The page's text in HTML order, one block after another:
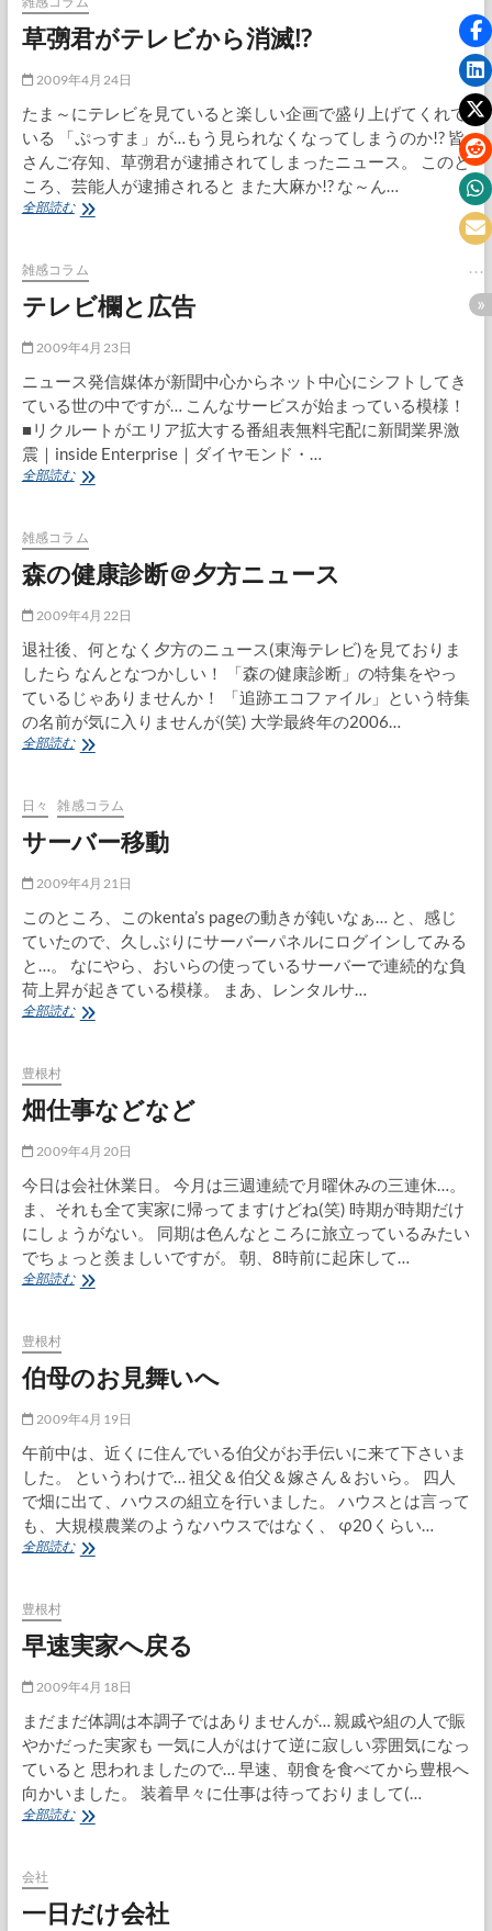
草彅君がテレビから消滅!?
2009年4月24日
たま～にテレビを見ていると楽しい企画で盛り上げてくれて
いる 「ぷっすま」が…もう見られなくなってしまうのか!? 皆
さんご存知、草彅君が逮捕されてしまったニュース。 このと
ころ、芸能人が逮捕されると また大麻か!? な～ん…
全部読む草
が
テ
レ
か
消
滅!?
雑感コラム
テレビ欄と広告
2009年4月23日
ニュース発信媒体が新聞中心からネット中心にシフトしてき
ている世の中ですが… こんなサービスが始まっている模様！
■リクルートがエリア拡大する番組表無料宅配に新聞業界激
震｜inside Enterprise｜ダイヤモンド・…
全部読むテ
欄
と
広
雑感コラム
森の健康診断＠夕方ニュース
2009年4月22日
退社後、何となく夕方のニュース(東海テレビ)を見ておりま
したら なんとなつかしい！ 「森の健康診断」の特集をやっ
ているじゃありませんか！ 「追跡エコファイル」という特集
の名前が気に入りませんが(笑) 大学最終年の2006…
全部読む森
康
診
断
夕
ニ
ュ
ー
ス
日々 雑感コラム
サーバー移動
2009年4月21日
このところ、このkenta’s pageの動きが鈍いなぁ… と、感じ
ていたので、久しぶりにサーバーパネルにログインしてみる
と…。 なにやら、おいらの使っているサーバーで連続的な負
荷上昇が起きている模様。 まあ、レンタルサ…
全部読むサ
動
豊根村
畑仕事などなど
2009年4月20日
今日は会社休業日。 今月は三週連続で月曜休みの三連休…。
ま、それも全て実家に帰ってますけどね(笑) 時期が時期だけ
にしょうがない。 同期は色んなところに旅立っているみたい
でちょっと羨ましいですが。 朝、8時前に起床して…
全部読む畑
な
豊根村
伯母のお見舞いへ
2009年4月19日
午前中は、近くに住んでいる伯父がお手伝いに来て下さいま
した。 というわけで… 祖父＆伯父＆嫁さん＆おいら。 四人
で畑に出て、ハウスの組立を行いました。 ハウスとは言って
も、大規模農業のようなハウスではなく、 φ20くらい…
全部読む伯
舞
へ
豊根村
早速実家へ戻る
2009年4月18日
まだまだ体調は本調子ではありませんが… 親戚や組の人で賑
やかだった実家も 一気に人がはけて逆に寂しい雰囲気になっ
ていると 思われましたので… 早速、朝食を食べてから豊根へ
向かいました。 装着早々に仕事は待っておりまして(…
全部読む早
戻
会社
一日だけ会社